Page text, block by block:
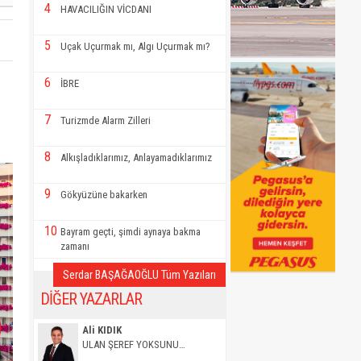
4 HAVACILIĞIN VİCDANI
5 Uçak Uçurmak mı, Algı Uçurmak mı?
6 İBRE
7 Turizmde Alarm Zilleri
8 Alkışladıklarımız, Anlayamadıklarımız
9 Gökyüzüne bakarken
10 Bayram geçti, şimdi aynaya bakma
zamanı
Serdar BAŞAĞAOĞLU Tüm Yazıları
DİĞER YAZARLAR
Ali KIDIK
ULAN ŞEREF YOKSUNU…